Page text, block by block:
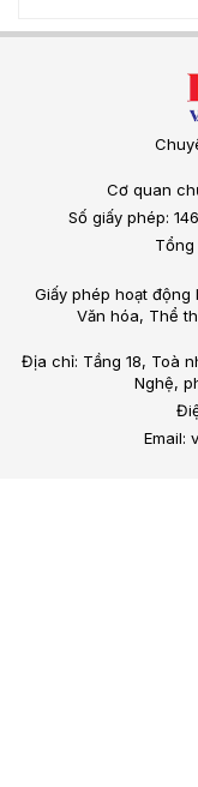
Cơ quan
Số giấy phép:
Tổng
Giấy phép hoạt động
Văn hóa, Thể
Địa chỉ: Tầng 18, Toà
Nghệ,
Email: